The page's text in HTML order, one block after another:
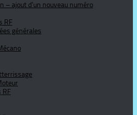
– ajout d’un nouveau numéro
RF
générales
RF